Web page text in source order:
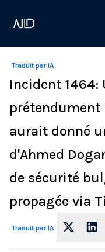
Traduit par IA
Incident 1464:
prétendument
aurait donné
d'Ahmed
de sécurité
propagée via
Traduit par IA